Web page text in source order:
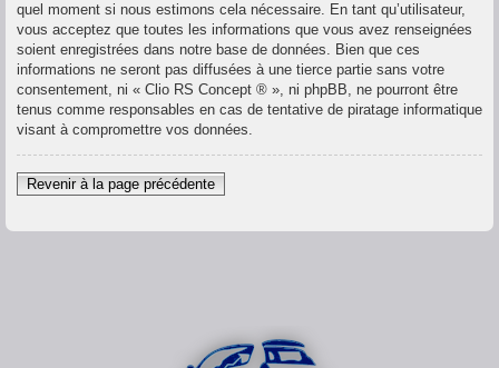
quel moment si nous estimons cela nécessaire. En tant qu’utilisateur,
vous acceptez que toutes les informations que vous avez renseignées
soient enregistrées dans notre base de données. Bien que ces
informations ne seront pas diffusées à une tierce partie sans votre
consentement, ni « Clio RS Concept ® », ni phpBB, ne pourront être
tenus comme responsables en cas de tentative de piratage informatique
visant à compromettre vos données.
Revenir à la page précédente